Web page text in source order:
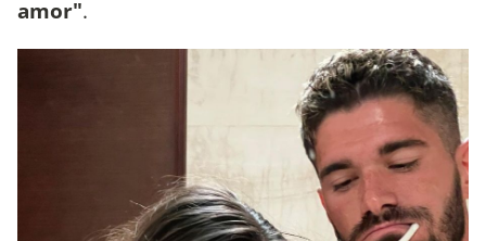
amor".